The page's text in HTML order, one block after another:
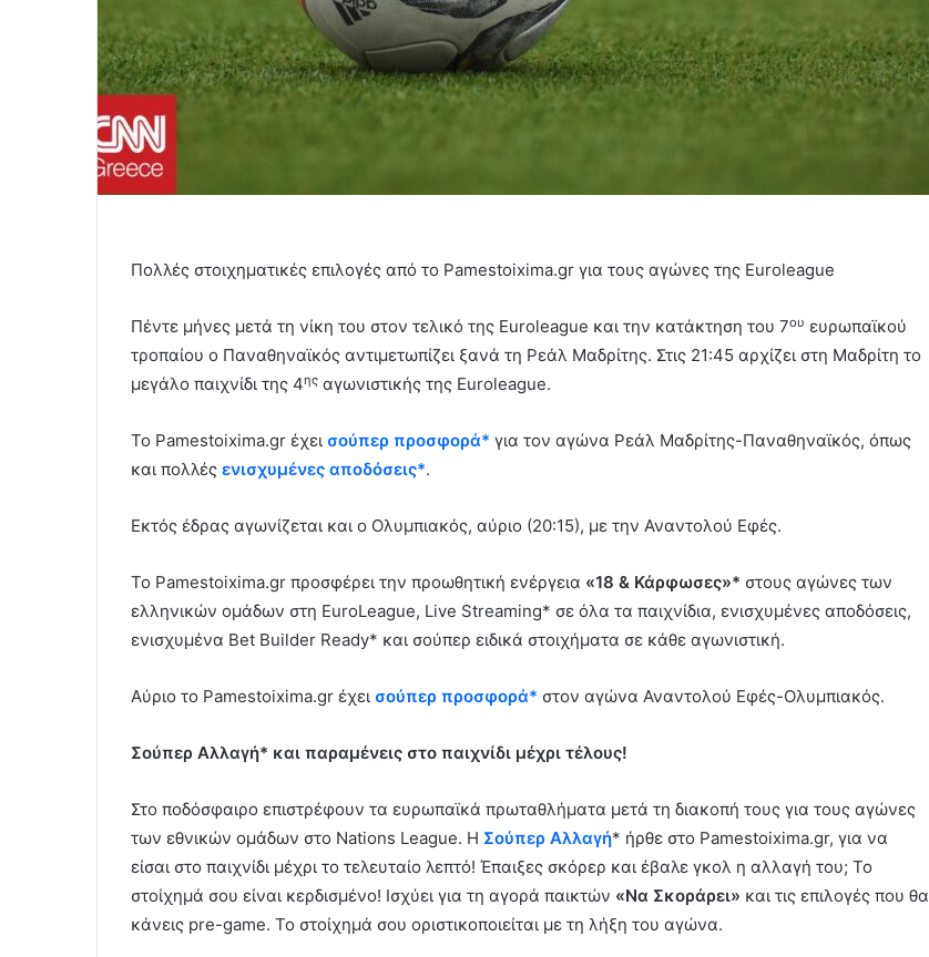
Πολλές στοιχηματικές επιλογές από το Pamestoixima.gr για τους αγώνες της Euroleague
Πέντε μήνες μετά τη νίκη του στον τελικό της Euroleague και την κατάκτηση του 7ου ευρωπαϊκού
τροπαίου ο Παναθηναϊκός αντιμετωπίζει ξανά τη Ρεάλ Μαδρίτης. Στις 21:45 αρχίζει στη Μαδρίτη το
μεγάλο παιχνίδι της 4ης αγωνιστικής της Euroleague.
Το Pamestoixima.gr έχει σούπερ προσφορά* για τον αγώνα Ρεάλ Μαδρίτης-Παναθηναϊκός, όπως
και πολλές ενισχυμένες αποδόσεις*.
Εκτός έδρας αγωνίζεται και ο Ολυμπιακός, αύριο (20:15), με την Αναντολού Εφές.
To Pamestoixima.gr προσφέρει την προωθητική ενέργεια «18 & Κάρφωσες»* στους αγώνες των
ελληνικών ομάδων στη EuroLeague, Live Streaming* σε όλα τα παιχνίδια, ενισχυμένες αποδόσεις,
ενισχυμένα Bet Builder Ready* και σούπερ ειδικά στοιχήματα σε κάθε αγωνιστική.
Αύριο το Pamestoixima.gr έχει σούπερ προσφορά* στον αγώνα Αναντολού Εφές-Ολυμπιακός.
Σούπερ Αλλαγή* και παραμένεις στο παιχνίδι μέχρι τέλους!
Στο ποδόσφαιρο επιστρέφουν τα ευρωπαϊκά πρωταθλήματα μετά τη διακοπή τους για τους αγώνες
των εθνικών ομάδων στο Nations League. H Σούπερ Αλλαγή* ήρθε στο Pamestoixima.gr, για να
είσαι στο παιχνίδι μέχρι το τελευταίο λεπτό! Έπαιξες σκόρερ και έβαλε γκολ η αλλαγή του; Το
στοίχημά σου είναι κερδισμένο! Ισχύει για τη αγορά παικτών «Να Σκοράρει» και τις επιλογές που θα
κάνεις pre-game. Το στοίχημά σου οριστικοποιείται με τη λήξη του αγώνα.